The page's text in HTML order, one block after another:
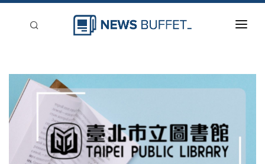
新聞稿分類
刊登